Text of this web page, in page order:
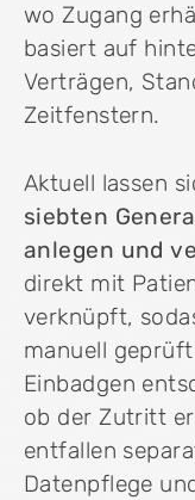
wo Zugang
basiert auf
Verträgen,
Zeitfenstern.
Aktuell lassen
siebten
anlegen und
direkt mit
verknüpft,
manuell
Einbadgen
ob der Zutritt
entfallen
Datenpflege